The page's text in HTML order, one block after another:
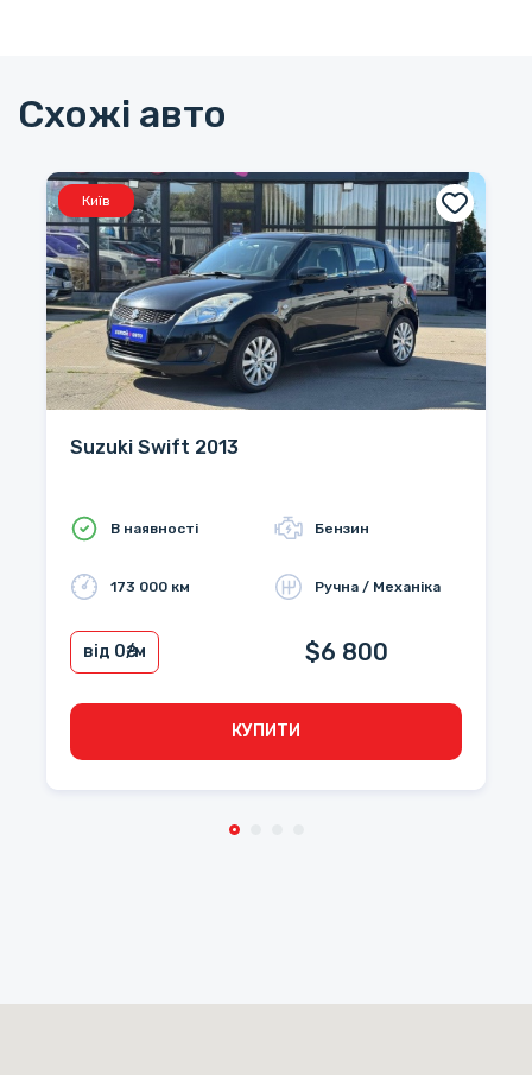
Схожі авто
Київ
Suzuki Swift 2013
В наявності Бензин
173 000 км Ручна / Механіка
від 0₴/м $6 800
КУПИТИ